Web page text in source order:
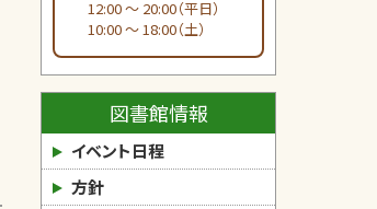
12:00 ～ 20:00（平日）
10:00 ～ 18:00（土）
図書館情報
イベント日程
方針